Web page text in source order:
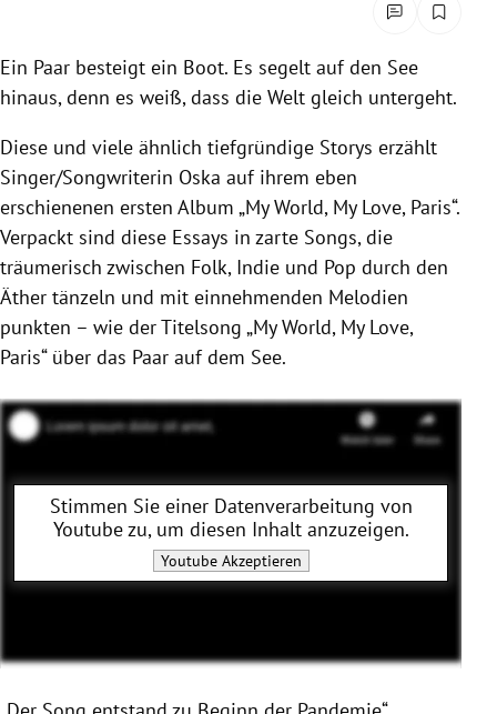
Untermenü
Ein Paar besteigt ein Boot. Es segelt auf den See
hinaus, denn es weiß, dass die Welt gleich untergeht.
Diese und viele ähnlich tiefgründige Storys erzählt
Singer/Songwriterin Oska auf ihrem eben
erschienenen ersten Album „My World, My Love, Paris“.
Verpackt sind diese Essays in zarte Songs, die
träumerisch zwischen Folk, Indie und Pop durch den
Äther tänzeln und mit einnehmenden Melodien
punkten – wie der Titelsong „My World, My Love,
Paris“ über das Paar auf dem See.
Stimmen Sie einer Datenverarbeitung von
Youtubezu, um diesen Inhalt anzuzeigen.
YoutubeAkzeptieren